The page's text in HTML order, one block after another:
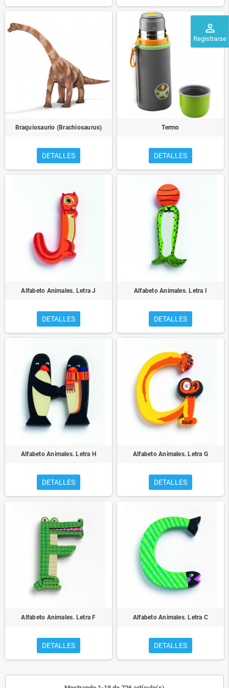
perm_identity
Registrarse
Braquiosaurio (Brachiosaurus)
DETALLES
Termo
DETALLES
Alfabeto Animales. Letra J
DETALLES
Alfabeto Animales. Letra I
DETALLES
Alfabeto Animales. Letra H
DETALLES
Alfabeto Animales. Letra G
DETALLES
Alfabeto Animales. Letra F
DETALLES
Alfabeto Animales. Letra C
DETALLES